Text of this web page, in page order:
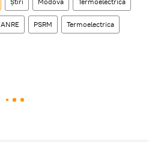
ANRE PSRM Termoelectrica